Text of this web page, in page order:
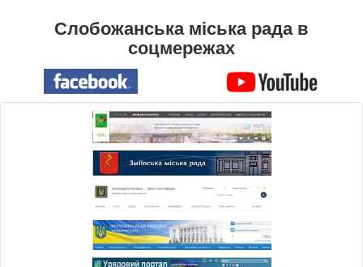
Слобожанська міська рада в
соцмережах